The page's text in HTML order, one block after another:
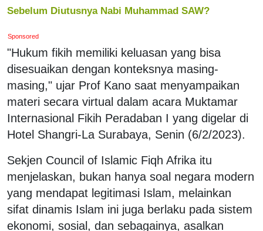
Sebelum Diutusnya Nabi Muhammad SAW?
Sponsored
"Hukum fikih memiliki keluasan yang bisa
disesuaikan dengan konteksnya masing-
masing," ujar Prof Kano saat menyampaikan
materi secara virtual dalam acara Muktamar
Internasional Fikih Peradaban I yang digelar di
Hotel Shangri-La Surabaya, Senin (6/2/2023).
Sekjen Council of Islamic Fiqh Afrika itu
menjelaskan, bukan hanya soal negara modern
yang mendapat legitimasi Islam, melainkan
sifat dinamis Islam ini juga berlaku pada sistem
ekonomi, sosial, dan sebagainya, asalkan